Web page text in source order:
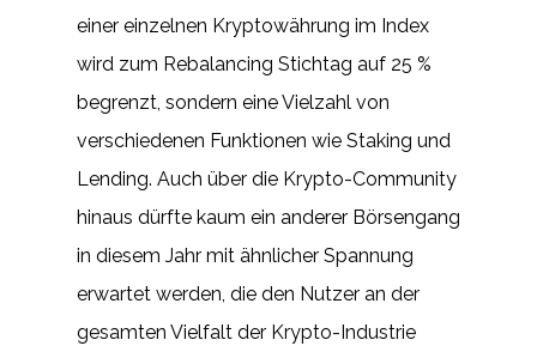
einer einzelnen Kryptowährung im Index
wird zum Rebalancing Stichtag auf 25 %
begrenzt, sondern eine Vielzahl von
verschiedenen Funktionen wie Staking und
Lending. Auch über die Krypto-Community
hinaus dürfte kaum ein anderer Börsengang
in diesem Jahr mit ähnlicher Spannung
erwartet werden, die den Nutzer an der
gesamten Vielfalt der Krypto-Industrie